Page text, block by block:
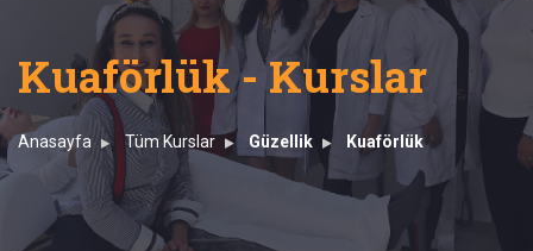
Kuaförlük - Kurslar
Anasayfa Tüm Kurslar Güzellik Kuaförlük